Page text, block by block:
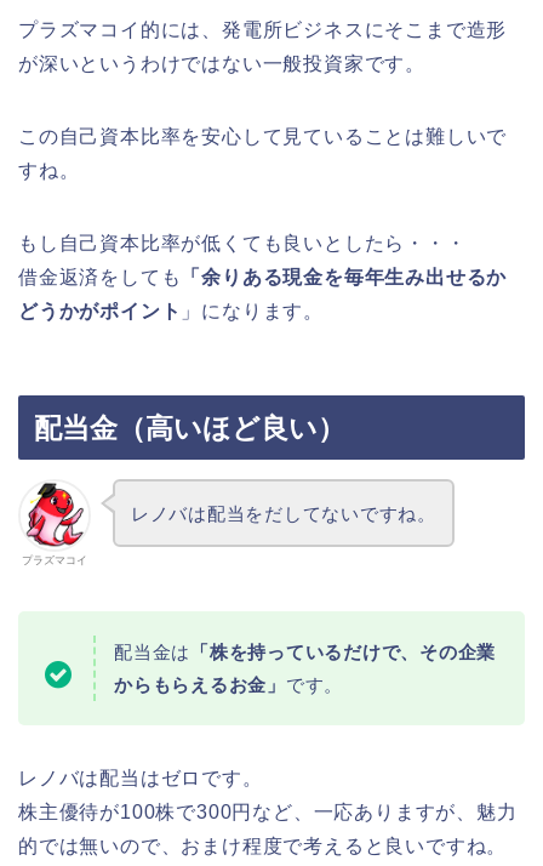
プラズマコイ的には、発電所ビジネスにそこまで造形
が深いというわけではない一般投資家です。
この自己資本比率を安心して見ていることは難しいで
すね。
もし自己資本比率が低くても良いとしたら・・・
借金返済をしても
「余りある現金を毎年生み出せるか
どうかがポイント 」になります。
配当金（高いほど良い）
プラズマコイ
レノバは配当をだしてないですね。
配当金は
「株を持っているだけで、その企業
からもらえるお金」 です。
レノバは配当はゼロです。
株主優待が100株で300円など、一応ありますが、魅力
的では無いので、おまけ程度で考えると良いですね。